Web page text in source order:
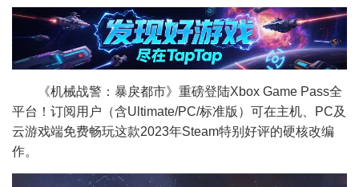
《机械战警：暴戾都市》重磅登陆Xbox Game Pass全
平台！订阅用户（含Ultimate/PC/标准版）可在主机、PC及
云游戏端免费畅玩这款2023年Steam特别好评的硬核改编
作。